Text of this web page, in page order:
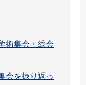
術集会・総会
会を振り返っ